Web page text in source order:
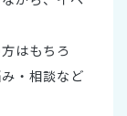
はもちろ
・相談など